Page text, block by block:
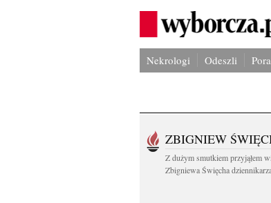
Nekrologi Odeszli
ZBIGNIEW
Z dużym smutkiem przyjąłem
Zbigniewa Święcha